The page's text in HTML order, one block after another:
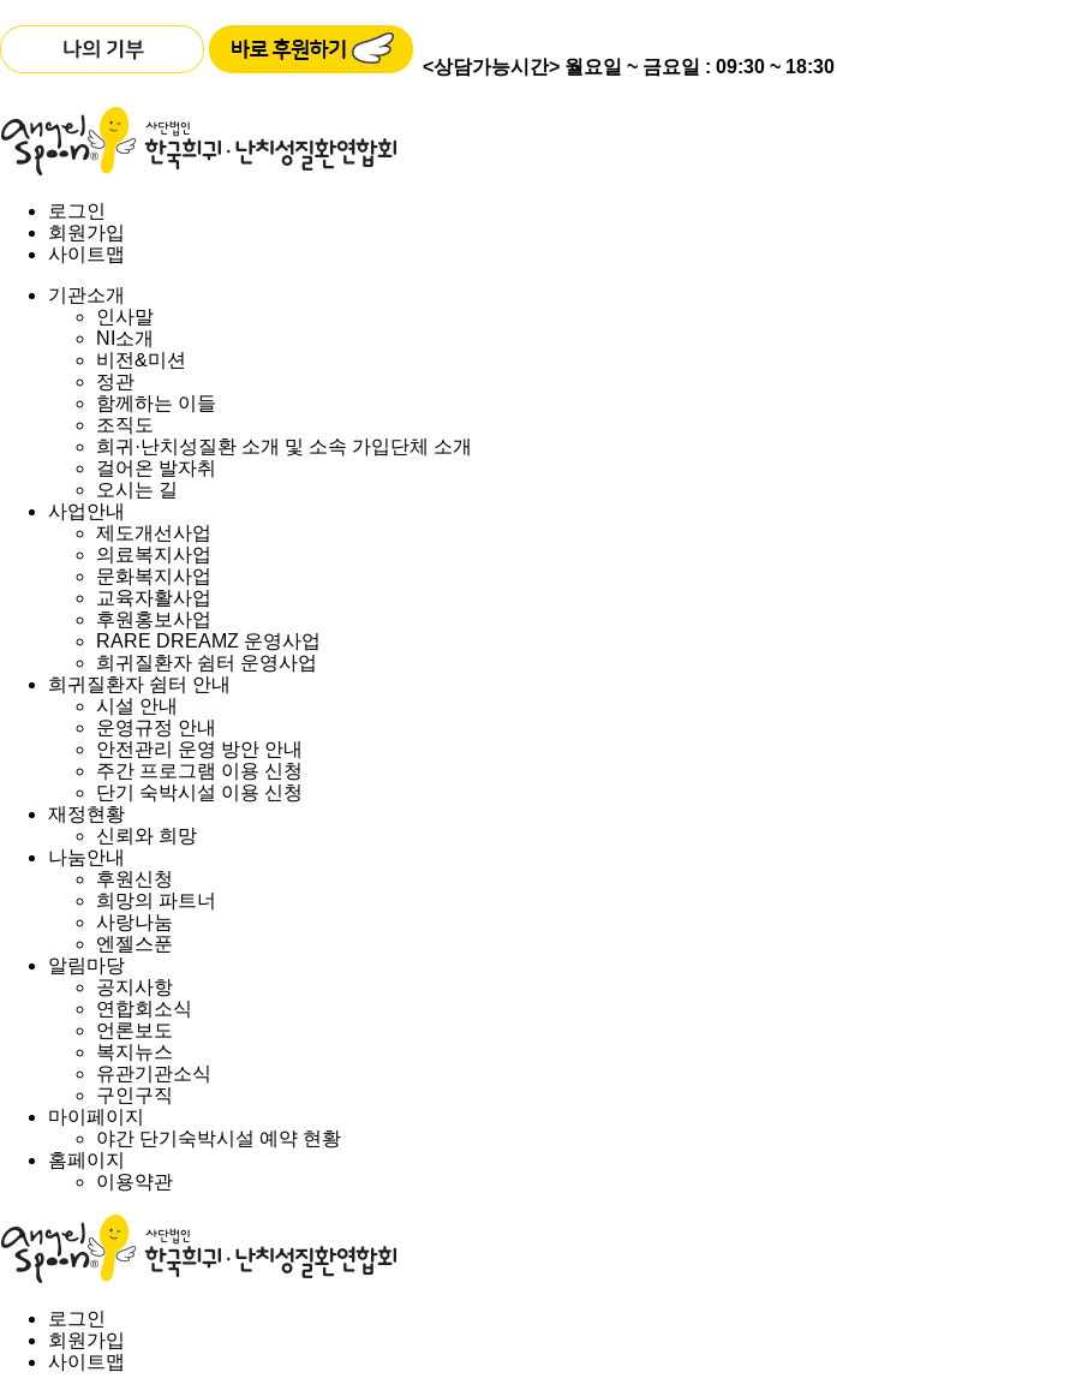
<상담가능시간> 월요일 ~ 금요일 : 09:30 ~ 18:30
로그인
회원가입
사이트맵
기관소개
인사말
NI소개
비전&미션
정관
함께하는 이들
조직도
희귀·난치성질환 소개 및 소속 가입단체 소개
걸어온 발자취
오시는 길
사업안내
제도개선사업
의료복지사업
문화복지사업
교육자활사업
후원홍보사업
RARE DREAMZ 운영사업
희귀질환자 쉼터 운영사업
희귀질환자 쉼터 안내
시설 안내
운영규정 안내
안전관리 운영 방안 안내
주간 프로그램 이용 신청
단기 숙박시설 이용 신청
재정현황
신뢰와 희망
나눔안내
후원신청
희망의 파트너
사랑나눔
엔젤스푼
알림마당
공지사항
연합회소식
언론보도
복지뉴스
유관기관소식
구인구직
마이페이지
야간 단기숙박시설 예약 현황
홈페이지
이용약관
로그인
회원가입
사이트맵